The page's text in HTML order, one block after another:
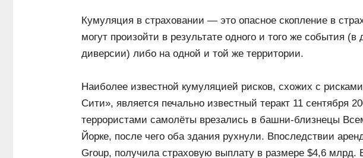
Кумуляция в страховании — это опасное скопление в
могут произойти в результате одного и того же события (в
диверсии) либо на одной и той же территории.
Наиболее известной кумуляцией рисков, схожих с
Сити», является печально известный теракт 11 сентября
террористами самолёты врезались в башни-близнецы
Йорке, после чего оба здания рухнули. Впоследствии
Group, получила страховую выплату в размере $4,6 млрд.